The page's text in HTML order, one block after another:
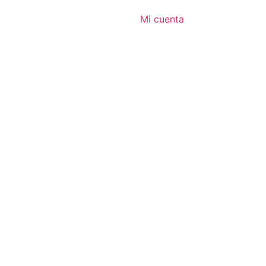
Mi cuenta